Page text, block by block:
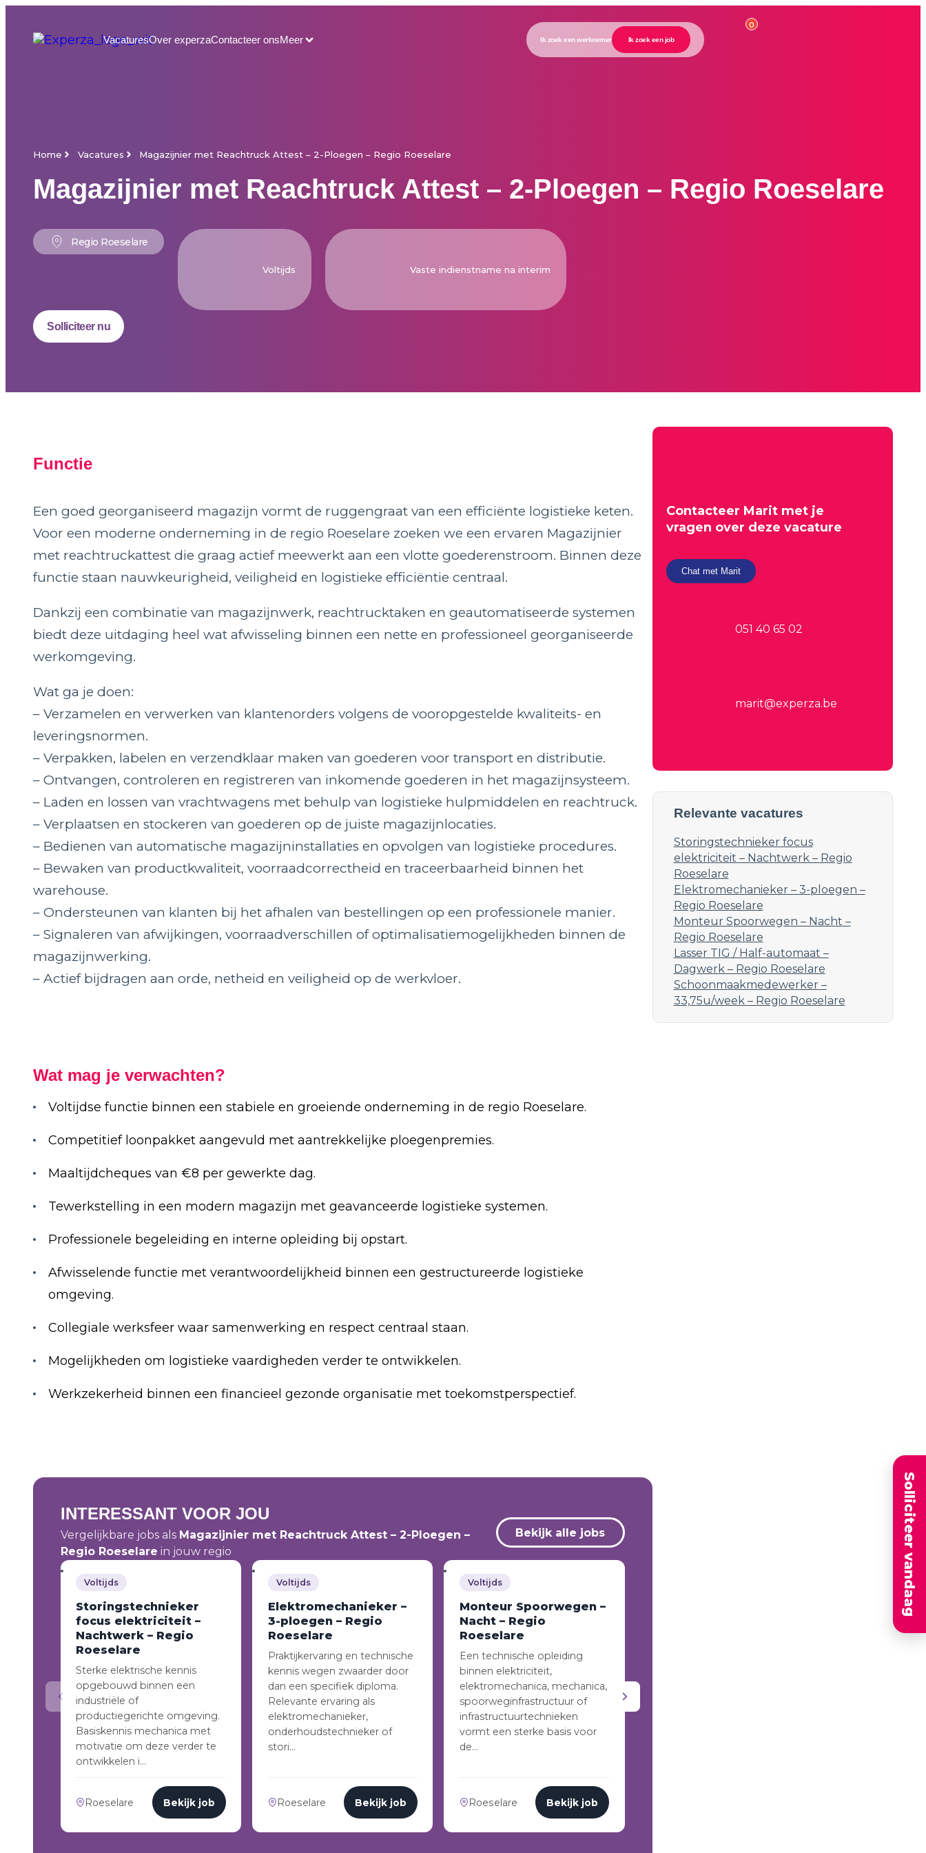
VacaturesOver experzaContacteer onsMeer Ik zoek een werknemer Ik zoek een job
0
Home Vacatures Magazijnier met Reachtruck Attest – 2-Ploegen – Regio Roeselare
Magazijnier met Reachtruck Attest – 2-Ploegen – Regio Roeselare
Regio Roeselare
Voltijds Vaste indienstname na interim
Solliciteer nu
Functie
Een goed georganiseerd magazijn vormt de ruggengraat van een efficiënte logistieke keten.
Voor een moderne onderneming in de regio Roeselare zoeken we een ervaren Magazijnier
met reachtruckattest die graag actief meewerkt aan een vlotte goederenstroom. Binnen deze
functie staan nauwkeurigheid, veiligheid en logistieke efficiëntie centraal.
Dankzij een combinatie van magazijnwerk, reachtrucktaken en geautomatiseerde systemen
biedt deze uitdaging heel wat afwisseling binnen een nette en professioneel georganiseerde
werkomgeving.
Wat ga je doen:
– Verzamelen en verwerken van klantenorders volgens de vooropgestelde kwaliteits- en
leveringsnormen.
– Verpakken, labelen en verzendklaar maken van goederen voor transport en distributie.
– Ontvangen, controleren en registreren van inkomende goederen in het magazijnsysteem.
– Laden en lossen van vrachtwagens met behulp van logistieke hulpmiddelen en reachtruck.
– Verplaatsen en stockeren van goederen op de juiste magazijnlocaties.
– Bedienen van automatische magazijninstallaties en opvolgen van logistieke procedures.
– Bewaken van productkwaliteit, voorraadcorrectheid en traceerbaarheid binnen het
warehouse.
– Ondersteunen van klanten bij het afhalen van bestellingen op een professionele manier.
– Signaleren van afwijkingen, voorraadverschillen of optimalisatiemogelijkheden binnen de
magazijnwerking.
– Actief bijdragen aan orde, netheid en veiligheid op de werkvloer.
Wat mag je verwachten?
Voltijdse functie binnen een stabiele en groeiende onderneming in de regio Roeselare.
Competitief loonpakket aangevuld met aantrekkelijke ploegenpremies.
Maaltijdcheques van €8 per gewerkte dag.
Tewerkstelling in een modern magazijn met geavanceerde logistieke systemen.
Professionele begeleiding en interne opleiding bij opstart.
Afwisselende functie met verantwoordelijkheid binnen een gestructureerde logistieke
omgeving.
Collegiale werksfeer waar samenwerking en respect centraal staan.
Mogelijkheden om logistieke vaardigheden verder te ontwikkelen.
Werkzekerheid binnen een financieel gezonde organisatie met toekomstperspectief.
INTERESSANT VOOR JOU
Vergelijkbare jobs als Magazijnier met Reachtruck Attest – 2-Ploegen –
Regio Roeselare in jouw regio
Bekijk alle jobs
Voltijds
Storingstechnieker
focus elektriciteit –
Nachtwerk – Regio
Roeselare
Sterke elektrische kennis
opgebouwd binnen een
industriële of
productiegerichte omgeving.
Basiskennis mechanica met
motivatie om deze verder te
ontwikkelen i…
Roeselare Bekijk job
Voltijds
Elektromechanieker –
3-ploegen – Regio
Roeselare
Praktijkervaring en technische
kennis wegen zwaarder door
dan een specifiek diploma.
Relevante ervaring als
elektromechanieker,
onderhoudstechnieker of
stori…
Roeselare Bekijk job
Voltijds
Monteur Spoorwegen –
Nacht – Regio
Roeselare
Een technische opleiding
binnen elektriciteit,
elektromechanica, mechanica,
spoorweginfrastructuur of
infrastructuurtechnieken
vormt een sterke basis voor
de…
Roeselare Bekijk job
Contacteer Maritmet je
vragen over deze vacature
Chat met Marit
051 40 65 02
marit@experza.be
Relevante vacatures
Storingstechnieker focus
elektriciteit – Nachtwerk – Regio
Roeselare
Elektromechanieker – 3-ploegen –
Regio Roeselare
Monteur Spoorwegen – Nacht –
Regio Roeselare
Lasser TIG / Half-automaat –
Dagwerk – Regio Roeselare
Schoonmaakmedewerker –
33,75u/week – Regio Roeselare
Solliciteer vandaag